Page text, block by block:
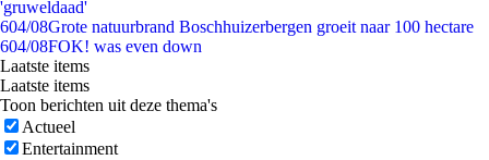
'gruweldaad'
604/08Grote natuurbrand Boschhuizerbergen groeit naar 100 hectare
604/08FOK! was even down
Laatste items
Laatste items
Toon berichten uit deze thema's
Actueel
Entertainment